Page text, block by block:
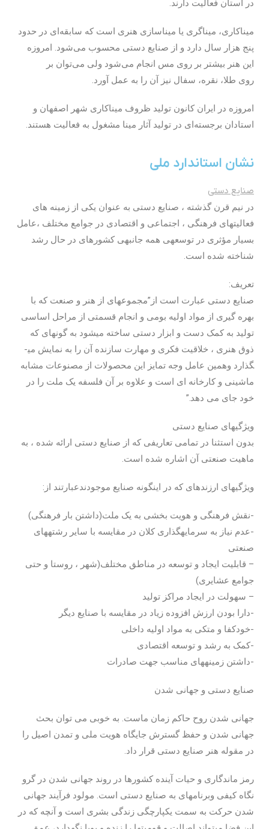
در استان فعالیت دارند.
میناکاری، میناگری یا میناسازی هنری است که سابقه‌ای در حدود
پنج هزار سال دارد و از صنایع دستی محسوب می‌شود. امروزه
این هنر بیشتر بر روی مس انجام می‌شود ولی می‌توان بر
روی طلا، نقره، سفال نیز آن را به عمل آورد.
امروزه در ایران کانون تولید ظروف میناکاری شهر اصفهان و
استادان برجسته‌ای در تولید آثار مینا مشغول به فعالیت هستند.
نشان استاندارد ملی
صنایع ­دستی
در نیم قرن گذشته ، صنا­یع­ دستی به عنوان یکی از زمینه­ های
فعالیت­های فرهنگی ، اجتماعی و اقتصادی در جوامع مختلف ،عامل
بسیار مؤثری در توسعه­ی همه جانبه­ی کشورهای در حال رشد
شناخته شده است.
تعریف:
صنایع دستی عبارت است از”مجموعه­ای از هنر و صنعت که با
بهره گیری از مواد اولیه بومی و انجام قسمتی از مراحل اساسی
تولید به کمک دست و ابزار دستی ساخته می­شود به گونه­ای که
ذوق هنری ، خلاقیت فکری و مهارت سازنده آن را به نمایش می­
گذارد وهمین عامل وجه تمایز این محصولات از مصنوعات مشابه
ماشینی و کارخانه­ ای است و علاوه بر آن فلسفه یک ملت را در
خود جای می دهد.”
ویژگی­های صنایع­ دستی
بدون استثنا در تمامی تعاریفی که از صنایع­ دستی ارائه شده ، به
ماهیت صنعتی آن اشاره شده است.
ویژگی­های ارزنده­ای که در اینگونه صنایع موجودندعبارتند از:
-نقش فرهنگی و هویت بخشی به یک ملت(داشتن بار فرهنگی)
-عدم نیاز به سرمایه­گذاری کلان در مقایسه با سایر رشته­های
صنعتی
– قابلیت ایجاد و توسعه در مناطق مختلف(شهر ، روستا و حتی
جوامع عشایری)
– سهولت در ایجاد مراکز تولید
-دارا بودن ارزش افزوده زیاد در مقایسه با صنایع دیگر
-خودکفا و متکی به مواد اولیه داخلی
-کمک به رشد و توسعه اقتصادی
-داشتن زمینه­های مناسب جهت صادرات
صنایع­ دستی و جهانی شدن
جهانی شدن روح حاکم زمان ماست. به خوبی می توان بحث
جهانی شدن و حفظ گسترش جایگاه هویت ملی و تمدن اصیل را
در مقوله هنر صنایع­ دستی قرار داد.
رمز ماندگاری و حیات آینده کشورها در روند جهانی شدن در گرو
نگاه کیفی وبرنامه­ای به صنایع­ دستی است. مولود فرآیند جهانی
شدن حرکت به سمت یکپارچگی زندگی بشری است و آنچه که در